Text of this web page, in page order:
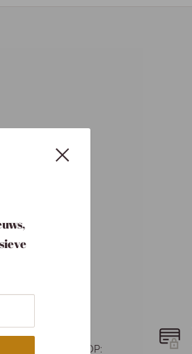
3 werkdagen. LET OP: